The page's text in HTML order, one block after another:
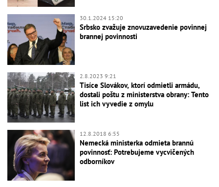
30.1.2024 15:20
Srbsko zvažuje znovuzavedenie povinnej
brannej povinnosti
2.8.2023 9:21
Tisíce Slovákov, ktorí odmietli armádu,
dostali poštu z ministerstva obrany: Tento
list ich vyvedie z omylu
12.8.2018 6:55
Nemecká ministerka odmieta brannú
povinnosť: Potrebujeme vycvičených
odborníkov